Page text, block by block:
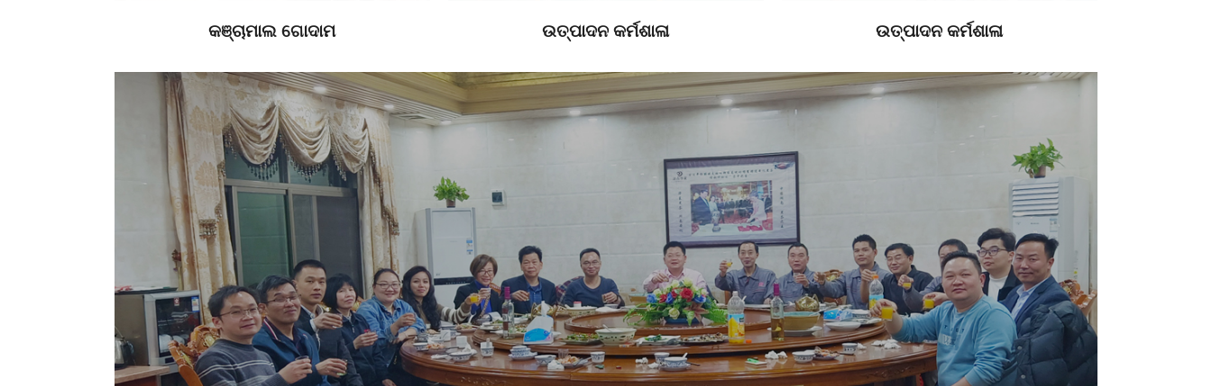
କଞ୍ଚାମାଲ ଗୋଦାମ ଉତ୍ପାଦନ କର୍ମଶାଳା ଉତ୍ପାଦନ କର୍ମଶାଳା